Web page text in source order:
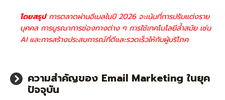
โดยสรุปการตลาดผ่านอีเมลในปี 2026 จะเน้นที่การปรับแต่งราย
บุคคล การบูรณาการช่องทางต่าง ๆ การใช้เทคโนโลยีล้ำสมัย เช่น
AI และการสร้างประสบการณ์ที่ดีและรวดเร็วให้กับผู้บริโภค
ความสำคัญของ Email Marketing ในยุค
ปัจจุบัน